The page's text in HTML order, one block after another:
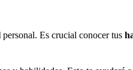
personal. Es crucial conocer tus